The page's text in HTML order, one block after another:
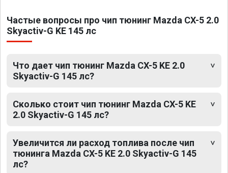
Частые вопросы про чип тюнинг Mazda CX-5 2.0
Skyactiv-G KE 145 лс
Что дает чип тюнинг Mazda CX-5 KE 2.0
Skyactiv-G 145 лс?
Сколько стоит чип тюнинг Mazda CX-5 KE
2.0 Skyactiv-G 145 лс?
Увеличится ли расход топлива после чип
тюнинга Mazda CX-5 KE 2.0 Skyactiv-G 145
лс?